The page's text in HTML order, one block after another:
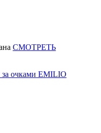
СМОТРЕТЬ
очками EMILIO